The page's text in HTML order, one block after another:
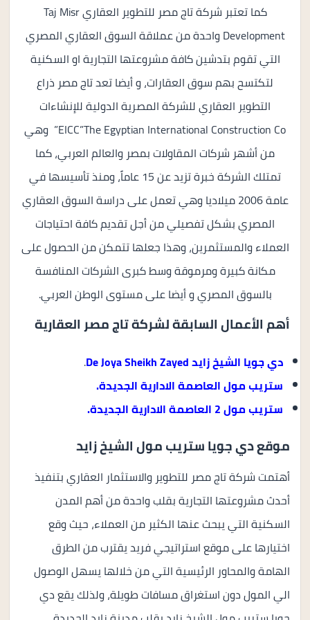
كما تعتبر شركة تاج مصر للتطوير العقاري Taj Misr
Development واحدة من عملاقة السوق العقاري المصري
التي تقوم بتدشين كافة مشروعتها التجارية او السكنية
لتكتسح بهم سوق العقارات، و أيضا تعد تاج مصر ذراع
التطوير العقاري للشركة المصرية الدولية للإنشاءات
EICC”The Egyptian International Construction Co” وهي
من أشهر شركات المقاولات بمصر والعالم العربي، كما
تمتلك الشركة خبرة تزيد عن 15 عاماً، ومنذ تأسيسها في
عامة 2006 ميلاديا وهي تعمل على دراسة السوق العقاري
المصري بشكل تفصيلي من أجل تقديم كافة احتياجات
العملاء والمستثمرين، وهذا جعلها تتمكن من الحصول على
مكانة كبيرة ومرموقة وسط كبرى الشركات المنافسة
بالسوق المصري و أيضا على مستوى الوطن العربي.
أهم الأعمال السابقة لشركة تاج مصر العقارية
دي جويا الشيخ زايد
.
ستريب مول العاصمة الادارية الجديدة.
ستريب مول 2 العاصمة الادارية الجديدة.
موقع دي جويا ستريب مول الشيخ زايد
أهتمت شركة تاج مصر للتطوير والاستثمار العقاري بتنفيذ
أحدث مشروعتها التجارية بقلب واحدة من أهم المدن
السكنية التي يبحث عنها الكثير من العملاء، حيث وقع
اختيارها على موقع استراتيجي فريد يقترب من الطرق
الهامة والمحاور الرئيسية التي من خلالها يسهل الوصول
الي المول دون استغراق مسافات طويلة، ولذلك يقع دي